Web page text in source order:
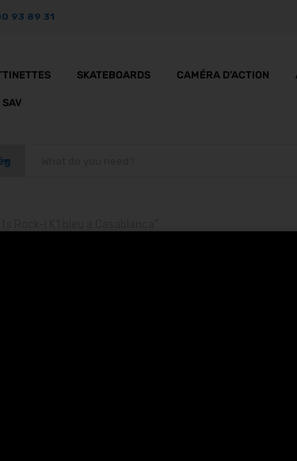
93 89 31
SKATEBOARDS CAMÉRA D’ACTION
SAV
enfants Rock-i